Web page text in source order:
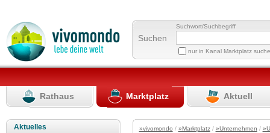
Suchen
Suchwort/Suchbegriff
nur in Kanal Marktplatz
Rathaus Marktplatz Aktuell
Aktuelles
»vivomondo / »Marktplatz/ »Unternehmen /